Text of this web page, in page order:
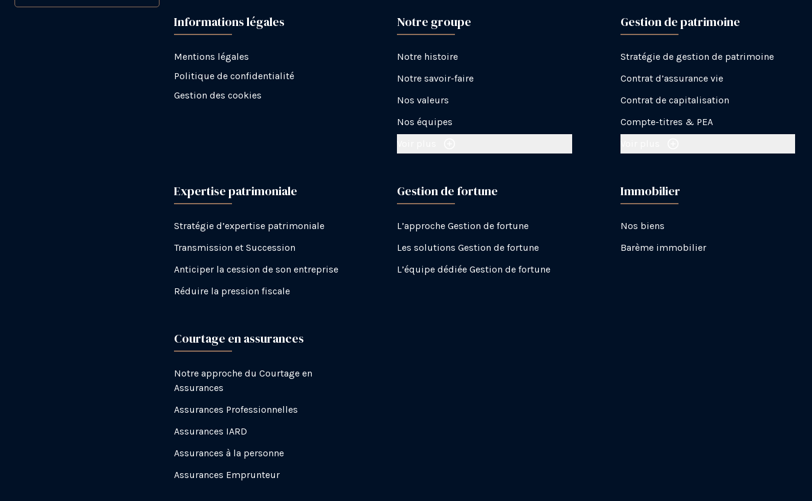
Informations légales
Mentions légales
Politique de confidentialité
Gestion des cookies
Gestion de patrimoine
Stratégie de gestion de patrimoine
Contrat d’assurance vie
Contrat de capitalisation
Compte-titres & PEA
Expertise patrimoniale
Stratégie d’expertise patrimoniale
Transmission et Succession
Anticiper la cession de son entreprise
Réduire la pression fiscale
Gestion de fortune
L’approche Gestion de fortune
Les solutions Gestion de fortune
L’équipe dédiée Gestion de fortune
Immobilier
Nos biens
Barème immobilier
Courtage en assurances
Notre approche du Courtage en
Assurances
Assurances Professionnelles
Assurances IARD
Assurances à la personne
Assurances Emprunteur
Notre groupe
Notre histoire
Notre savoir-faire
Nos valeurs
Nos équipes